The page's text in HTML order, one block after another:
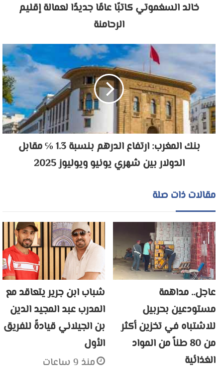
خالد السغموتي كاتبًا عامًا جديدًا لعمالة إقليم
الرحامنة
بنك المغرب: ارتفاع الدرهم بنسبة 1.3 ℅ مقابل
الدولار بين شهري يونيو ويوليوز 2025
مقالات ذات صلة
عاجل.. مداهمة
مستودعين بحربيل
للاشتباه في تخزين أكثر
من 80 طناً من المواد
الغذائية
شباب ابن جرير يتعاقد مع
المدرب عبد المجيد الدين
بن الجيلاني قيادةً للفريق
الأول
منذ 9 ساعات